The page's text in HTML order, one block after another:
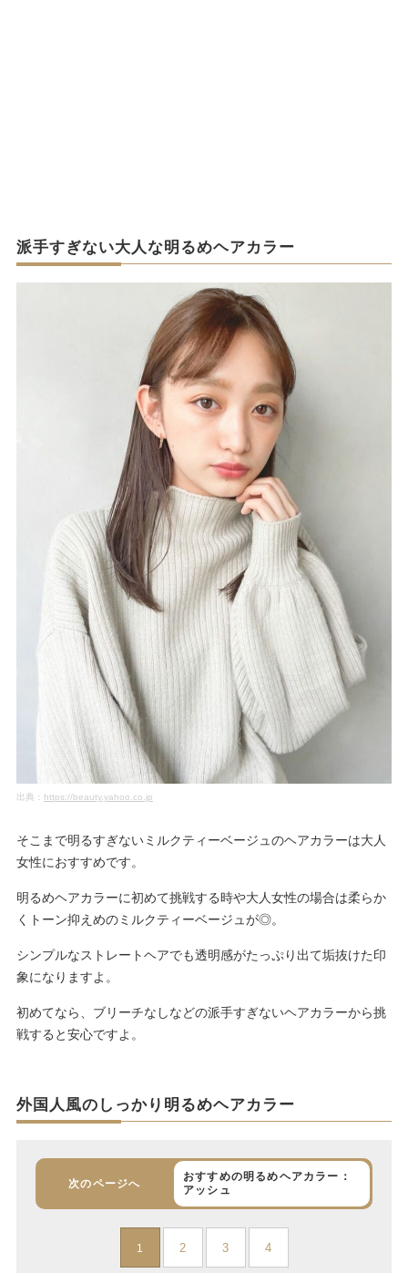
派手すぎない大人な明るめヘアカラー
出典： https://beauty.yahoo.co.jp
そこまで明るすぎないミルクティーベージュのヘアカラーは大人
女性におすすめです。
明るめヘアカラーに初めて挑戦する時や大人女性の場合は柔らか
くトーン抑えめのミルクティーベージュが◎。
シンプルなストレートヘアでも透明感がたっぷり出て垢抜けた印
象になりますよ。
初めてなら、ブリーチなしなどの派手すぎないヘアカラーから挑
戦すると安心ですよ。
外国人風のしっかり明るめヘアカラー
次のページへ
おすすめの明るめヘアカラー：
アッシュ
1 2 3 4